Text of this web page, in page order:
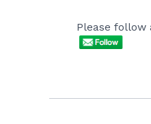
Please follow